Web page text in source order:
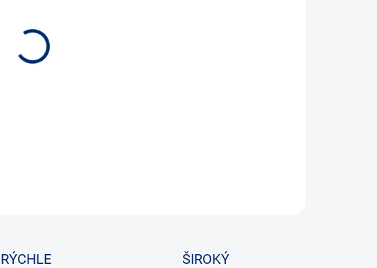
DETAILNÉ INFORMÁCIE
RÝCHLE
ŠIROKÝ